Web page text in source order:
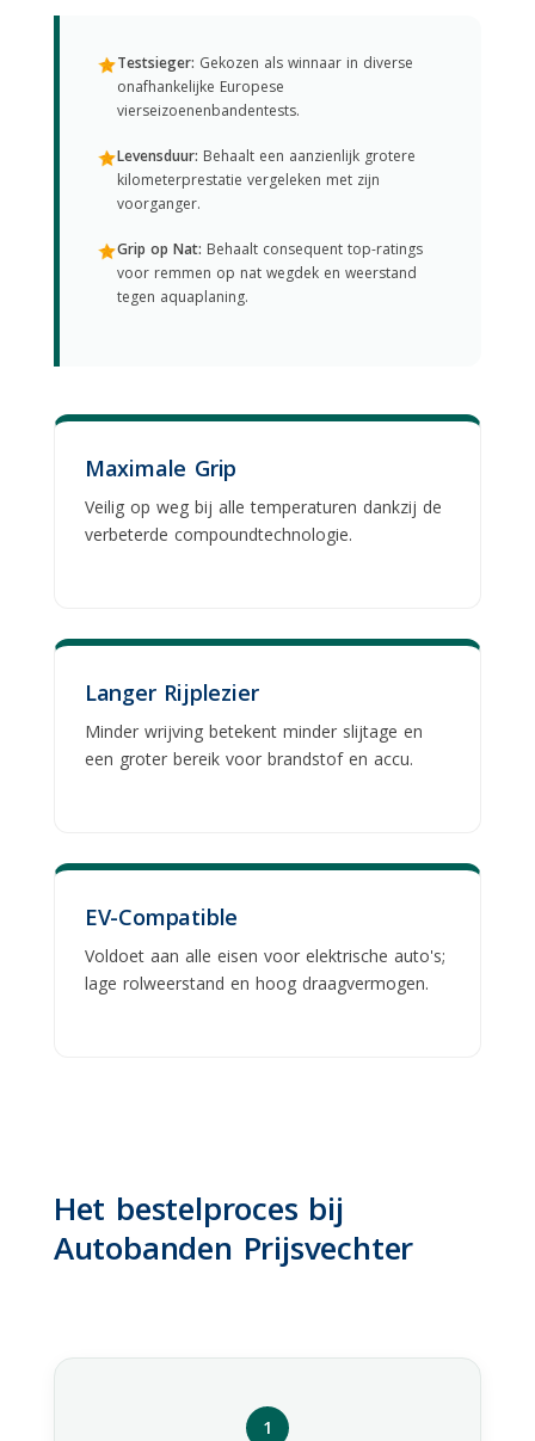
Testsieger: Gekozen als winnaar in diverse
onafhankelijke Europese
vierseizoenenbandentests.
Levensduur: Behaalt een aanzienlijk grotere
kilometerprestatie vergeleken met zijn
voorganger.
Grip op Nat: Behaalt consequent top-ratings
voor remmen op nat wegdek en weerstand
tegen aquaplaning.
Maximale Grip
Veilig op weg bij alle temperaturen dankzij de
verbeterde compoundtechnologie.
Langer Rijplezier
Minder wrijving betekent minder slijtage en
een groter bereik voor brandstof en accu.
EV-Compatible
Voldoet aan alle eisen voor elektrische auto's;
lage rolweerstand en hoog draagvermogen.
Het bestelproces bij
Autobanden Prijsvechter
1